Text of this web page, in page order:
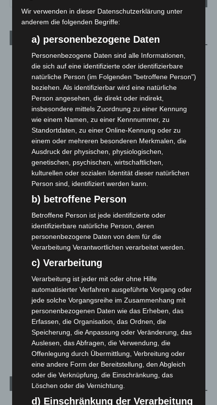
Aktuelle Beiträge
Niedersachsen: Feuerwehrkräfte kehren nach
Waldbrandeinsatz aus Spanien zurück
7. August 2026
Hannover: Erste Tigermücken-Population in Niedersachsen
entdeckt
7. August 2026
Brand im „Haus der Begegnung“ in Neuwarmbüchen schnell
eingedämmt
6. August 2026
Region Hannover: 21 neue Notfallsanitäter starten beim
Roten Kreuz
5. August 2026
Mann läuft mit Hockeyschläger über A7 – Polizei sucht
Zeugen
5. August 2026
Celle: Mensch stirbt bei Bagger-Unfall auf Baustelle
Gasleitung bei McDonald’s-Umbau in Langenhagen
beschädigt
5. August 2026
Anklage nach Abschaltung von „Archetyp Market“ erhoben
3. August 2026
Kategorien
Wir verwenden in dieser Datenschutzerklärung unter
anderem die folgenden Begriffe:
a) personenbezogene Daten
Personenbezogene Daten sind alle Informationen,
die sich auf eine identifizierte oder identifizierbare
natürliche Person (im Folgenden "betroffene Person")
beziehen. Als identifizierbar wird eine natürliche
Person angesehen, die direkt oder indirekt,
insbesondere mittels Zuordnung zu einer Kennung
wie einem Namen, zu einer Kennnummer, zu
Standortdaten, zu einer Online-Kennung oder zu
einem oder mehreren besonderen Merkmalen, die
Ausdruck der physischen, physiologischen,
genetischen, psychischen, wirtschaftlichen,
kulturellen oder sozialen Identität dieser natürlichen
Person sind, identifiziert werden kann.
b) betroffene Person
Betroffene Person ist jede identifizierte oder
identifizierbare natürliche Person, deren
personenbezogene Daten von dem für die
Verarbeitung Verantwortlichen verarbeitet werden.
c) Verarbeitung
Verarbeitung ist jeder mit oder ohne Hilfe
automatisierter Verfahren ausgeführte Vorgang oder
jede solche Vorgangsreihe im Zusammenhang mit
personenbezogenen Daten wie das Erheben, das
Erfassen, die Organisation, das Ordnen, die
Speicherung, die Anpassung oder Veränderung, das
Auslesen, das Abfragen, die Verwendung, die
Offenlegung durch Übermittlung, Verbreitung oder
eine andere Form der Bereitstellung, den Abgleich
oder die Verknüpfung, die Einschränkung, das
Löschen oder die Vernichtung.
d) Einschränkung der Verarbeitung